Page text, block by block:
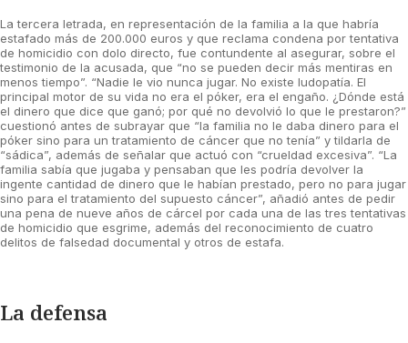
La tercera letrada, en representación de la familia a la que habría
estafado más de 200.000 euros y que reclama condena por tentativa
de homicidio con dolo directo, fue contundente al asegurar, sobre el
testimonio de la acusada, que “no se pueden decir más mentiras en
menos tiempo”. “Nadie le vio nunca jugar. No existe ludopatía. El
principal motor de su vida no era el póker, era el engaño. ¿Dónde está
el dinero que dice que ganó; por qué no devolvió lo que le prestaron?”
cuestionó antes de subrayar que “la familia no le daba dinero para el
póker sino para un tratamiento de cáncer que no tenía” y tildarla de
“sádica”, además de señalar que actuó con “crueldad excesiva”. “La
familia sabía que jugaba y pensaban que les podría devolver la
ingente cantidad de dinero que le habían prestado, pero no para jugar
sino para el tratamiento del supuesto cáncer”, añadió antes de pedir
una pena de nueve años de cárcel por cada una de las tres tentativas
de homicidio que esgrime, además del reconocimiento de cuatro
delitos de falsedad documental y otros de estafa.
La defensa